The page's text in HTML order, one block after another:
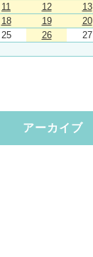
11 12 13
18 19 20
25 26 27
アーカイブ